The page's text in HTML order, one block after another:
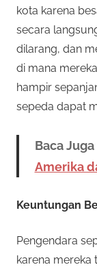
kota karena
secara
dilarang, dan
di mana
hampir
sepeda dapat
Baca Juga
Amerika
Keuntungan
Pengendara
karena mereka